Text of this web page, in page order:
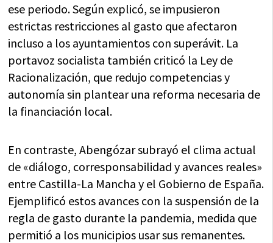
ese periodo. Según explicó, se impusieron
estrictas restricciones al gasto que afectaron
incluso a los ayuntamientos con superávit. La
portavoz socialista también criticó la Ley de
Racionalización, que redujo competencias y
autonomía sin plantear una reforma necesaria de
la financiación local.
En contraste, Abengózar subrayó el clima actual
de «diálogo, corresponsabilidad y avances reales»
entre Castilla-La Mancha y el Gobierno de España.
Ejemplificó estos avances con la suspensión de la
regla de gasto durante la pandemia, medida que
permitió a los municipios usar sus remanentes.